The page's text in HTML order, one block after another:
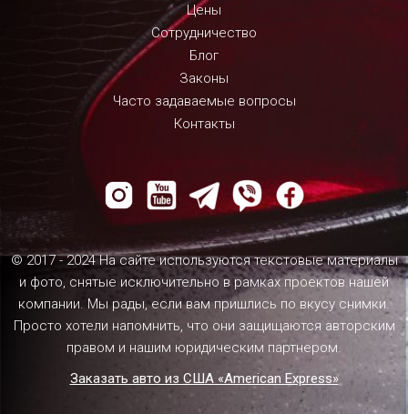
Цены
Сотрудничество
Блог
Законы
Часто задаваемые вопросы
Контакты
© 2017 - 2024 На сайте используются текстовые материалы
и фото, снятые исключительно в рамках проектов нашей
компании. Мы рады, если вам пришлись по вкусу снимки.
Просто хотели напомнить, что они защищаются авторским
правом и нашим юридическим партнером.
Заказать авто из США «American Express»